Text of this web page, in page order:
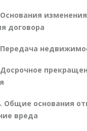
Основания
договора
Передача
Досрочное
Общие основания
вреда